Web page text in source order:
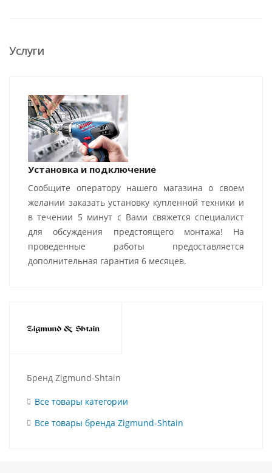
Услуги
Установка и подключение
Сообщите оператору нашего магазина о своем
желании заказать установку купленной техники и
в течении 5 минут с Вами свяжется специалист
для обсуждения предстоящего монтажа! На
проведенные работы предоставляется
дополнительная гарантия 6 месяцев.
Бренд Zigmund-Shtain
Все товары категории
Все товары бренда Zigmund-Shtain